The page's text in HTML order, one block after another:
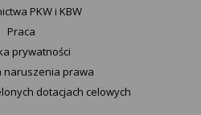
PKW i KBW
Praca
prywatności
naruszenia prawa
dotacjach celowych